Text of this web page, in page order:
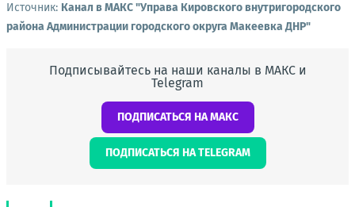
Источник: Канал в МАКС "Управа Кировского внутригородского
района Администрации городского округа Макеевка ДНР"
Подписывайтесь на наши каналы в МАКС и
Telegram
ПОДПИСАТЬСЯ НА МАКС
ПОДПИСАТЬСЯ НА TELEGRAM